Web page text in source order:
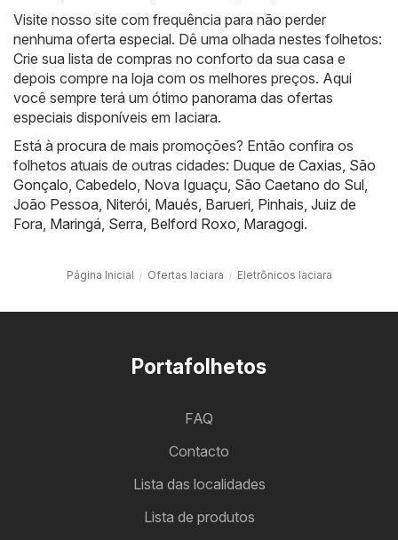
Visite nosso site com frequência para não perder
nenhuma oferta especial. Dê uma olhada nestes folhetos:
Crie sua lista de compras no conforto da sua casa e
depois compre na loja com os melhores preços. Aqui
você sempre terá um ótimo panorama das ofertas
especiais disponíveis em Iaciara.
Está à procura de mais promoções? Então confira os
folhetos atuais de outras cidades: Duque de Caxias, São
Gonçalo, Cabedelo, Nova Iguaçu, São Caetano do Sul,
João Pessoa, Niterói, Maués, Barueri, Pinhais, Juiz de
Fora, Maringá, Serra, Belford Roxo, Maragogi.
Página Inicial Ofertas Iaciara Eletrônicos Iaciara
Portafolhetos
FAQ
Contacto
Lista das localidades
Lista de produtos